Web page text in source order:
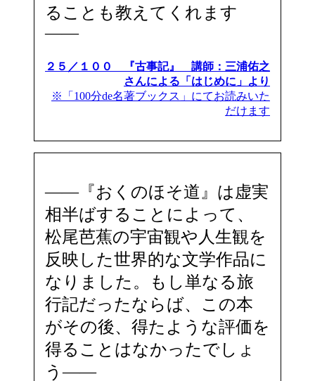
ることも教えてくれます
――
２５／１００ 『古事記』 講師：三浦佑之
さんによる「はじめに」より
※「100分de名著ブックス」にてお読みいた
だけます
――『おくのほそ道』は虚実
相半ばすることによって、
松尾芭蕉の宇宙観や人生観を
反映した世界的な文学作品に
なりました。もし単なる旅
行記だったならば、この本
がその後、得たような評価を
得ることはなかったでしょ
う――